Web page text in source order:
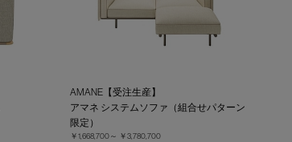
AMANE【受注生産】
アマネ システムソファ（組合せパターン
限定）
￥1,668,700～ ￥3,780,700